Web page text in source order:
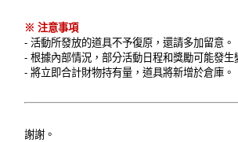
※ 注意事項
- 活動所發放的道具不予復原，還請多加留意。
- 根據內部情況，部分活動日程和獎勵可能發生
- 將立即合計財物持有量，道具將新增於倉庫。
謝謝。